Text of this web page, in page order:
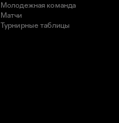
Молодежная команда
Матчи
Турнирные таблицы